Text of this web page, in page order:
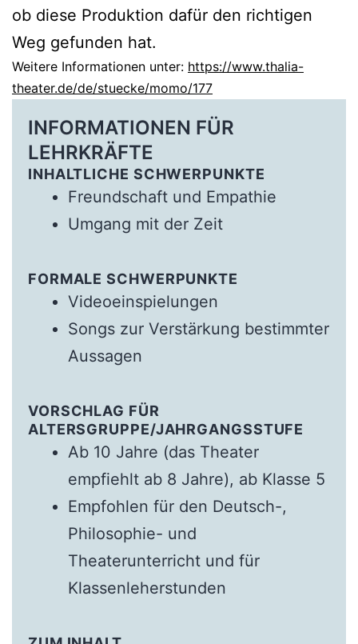
ob diese Produktion dafür den richtigen
Weg gefunden hat.
Weitere Informationen unter: https://www.thalia-
theater.de/de/stuecke/momo/177
INFORMATIONEN FÜR
LEHRKRÄFTE
INHALTLICHE SCHWERPUNKTE
Freundschaft und Empathie
Umgang mit der Zeit
FORMALE SCHWERPUNKTE
Videoeinspielungen
Songs zur Verstärkung bestimmter
Aussagen
VORSCHLAG FÜR
ALTERSGRUPPE/JAHRGANGSSTUFE
Ab 10 Jahre (das Theater
empfiehlt ab 8 Jahre), ab Klasse 5
Empfohlen für den Deutsch-,
Philosophie- und
Theaterunterricht und für
Klassenleherstunden